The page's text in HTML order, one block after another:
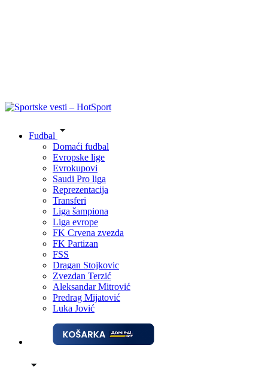
Fudbal
Domaći fudbal
Evropske lige
Evrokupovi
Saudi Pro liga
Reprezentacija
Transferi
Liga šampiona
Liga evrope
FK Crvena zvezda
FK Partizan
FSS
Dragan Stojkovic
Zvezdan Terzić
Aleksandar Mitrović
Predrag Mijatović
Luka Jović